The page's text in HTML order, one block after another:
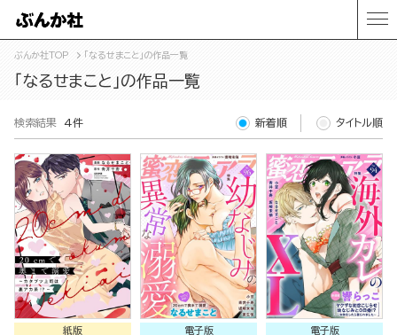
ぶんか社TOP 「なるせまこと」の作品一覧
「なるせまこと」の作品一覧
検索結果 4件 新着順 タイトル順
紙版
電子版
電子版